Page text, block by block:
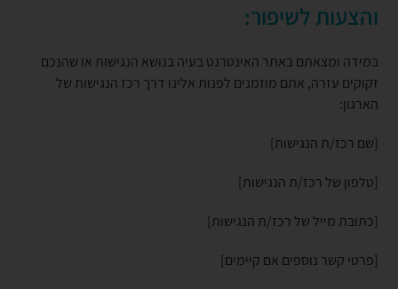
והצעות לשיפור:
במידה ומצאתם באתר האינטרנט בעיה בנושא הנגישות או שהנכם
זקוקים עזרה, אתם מוזמנים לפנות אלינו דרך רכז הנגישות של
הארגון:
[שם רכז/ת הנגישות]
[טלפון של רכז/ת הנגישות]
[כתובת מייל של רכז/ת הנגישות]
[פרטי קשר נוספים אם קיימים]